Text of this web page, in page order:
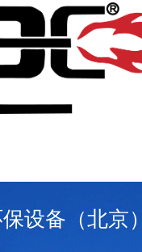
设备（北京